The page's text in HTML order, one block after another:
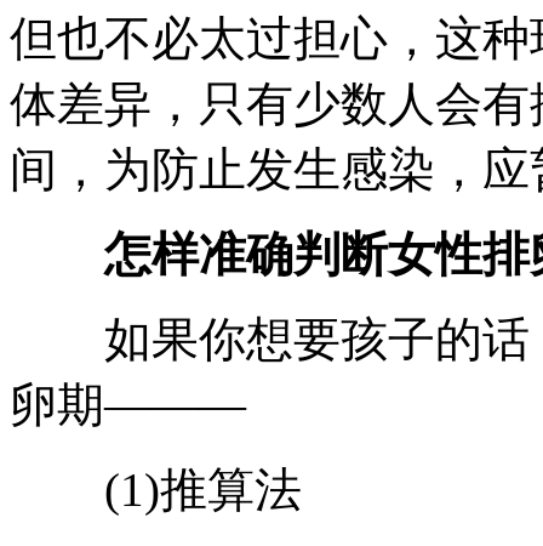
但也不必太过担心，这
体差异，只有少数人会
间，为防止发生感染，
怎样准确判断女性排
如果你想要孩子的话
卵期———
(1)推算法